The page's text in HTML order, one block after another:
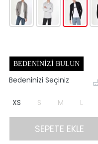
BEDENINIZI BULUN
Bedeninizi Seçiniz
XS S M L
SEPETE EKLE